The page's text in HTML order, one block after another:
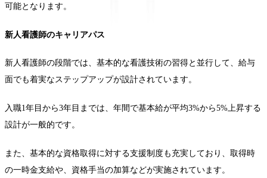
可能となります。
新人看護師のキャリアパス
新人看護師の段階では、基本的な看護技術の習得と並行して、給与
面でも着実なステップアップが設計されています。
入職1年目から3年目までは、年間で基本給が平均3%から5%上昇する
設計が一般的です。
また、基本的な資格取得に対する支援制度も充実しており、取得時
の一時金支給や、資格手当の加算などが実施されています。